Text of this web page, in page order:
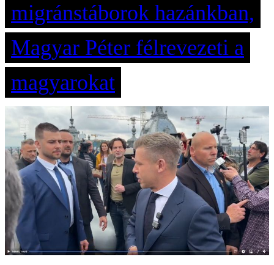
migránstáborok hazánkban,
Magyar Péter félrevezeti a
magyarokat